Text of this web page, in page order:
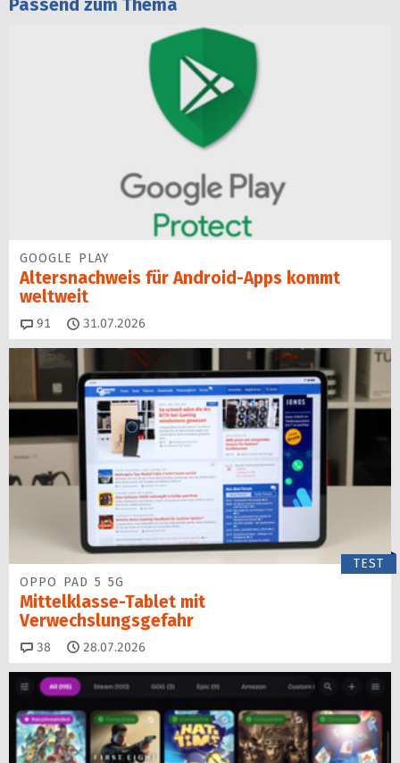
Passend zum Thema
GOOGLE PLAY
Altersnachweis für Android-Apps kommt
weltweit
91 Kommentare
31.07.2026
TEST
OPPO PAD 5 5G
Mittelklasse-Tablet mit
Verwechslungsgefahr
38 Kommentare
28.07.2026